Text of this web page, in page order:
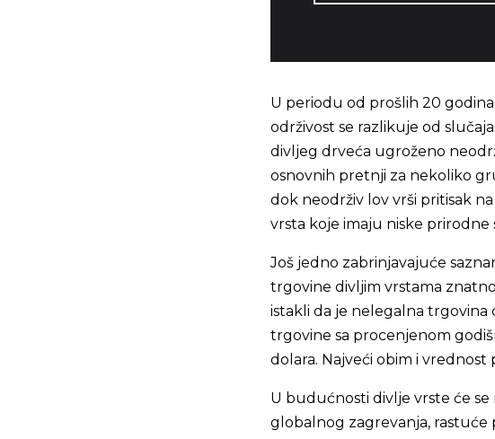
U periodu od prošlih 20
održivost se razlikuje od
divljeg drveća ugroženo
osnovnih pretnji za nekoliko
dok neodrživ lov vrši pritisak na
vrsta koje imaju niske
Još jedno zabrinjavajuće
trgovine divljim vrstama
istakli da je nelegalna trgovina
trgovine sa procenjenom
dolara. Najveći obim i vrednost
U budućnosti divlje vrste će se
globalnog zagrevanja,